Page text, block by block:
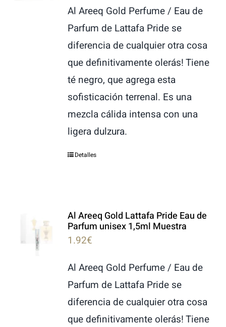
Al Areeq Gold Perfume / Eau de
Parfum de Lattafa Pride se
diferencia de cualquier otra cosa
que definitivamente olerás! Tiene
té negro, que agrega esta
sofisticación terrenal. Es una
mezcla cálida intensa con una
ligera dulzura.
Detalles
Al Areeq Gold Lattafa Pride Eau de
Parfum unisex 1,5ml Muestra
1.92€
Al Areeq Gold Perfume / Eau de
Parfum de Lattafa Pride se
diferencia de cualquier otra cosa
que definitivamente olerás! Tiene